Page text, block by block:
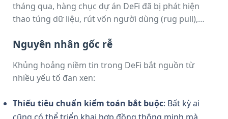
tháng qua, hàng chục dự án DeFi đã bị phát hiện
thao túng dữ liệu, rút vốn người dùng (rug pull),
câu hỏi lớn:Liệu DeFi có đang đánh mất bản chất “phi
Nguyên nhân gốc rễ
Khủng hoảng niềm tin trong DeFi bắt nguồn từ
nhiều yếu tố đan xen:
Thiếu tiêu chuẩn kiểm toán bắt buộc: Bất kỳ ai